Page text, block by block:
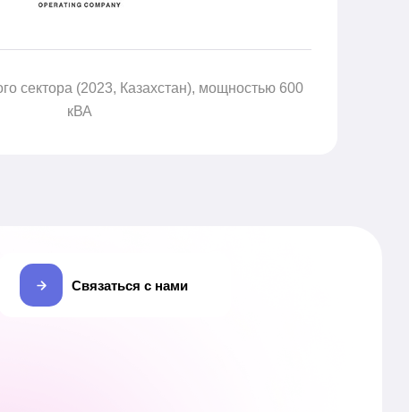
сектора (2023, Казахстан), мощностью 600
кВА
Связаться с нами